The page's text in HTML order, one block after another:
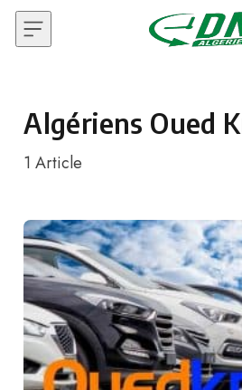
Skip to content
Algériens Oued
1 Article